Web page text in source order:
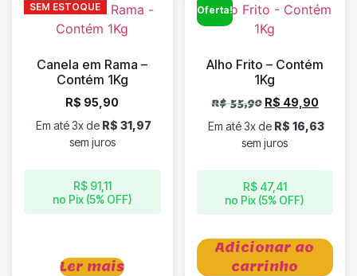
SEM ESTOQUE
Canela em Rama –
Contém 1Kg
R$ 95,90
R$91,11
no Pix (5% OFF)
Em até 3x de R$ 31,97
sem juros
Ler mais
Oferta!
Alho Frito – Contém
1Kg
R$55,90 R$ 49,90
R$47,41
no Pix (5% OFF)
Em até 3x de R$ 16,63
sem juros
Adicionar ao
carrinho